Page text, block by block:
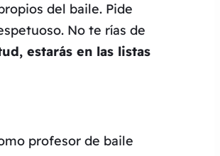
del baile. Pide
No te rías de
estarás en las listas
profesor de baile